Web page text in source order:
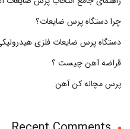
چرا دستگاه پرس ضایعات؟
دستگاه پرس ضایعات فلزی
قراضه آهن چیست ؟
پرس مچاله کن آهن